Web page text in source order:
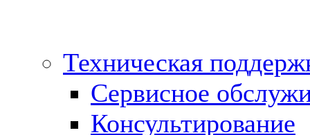
Техническая
Сервисное
Консультирование